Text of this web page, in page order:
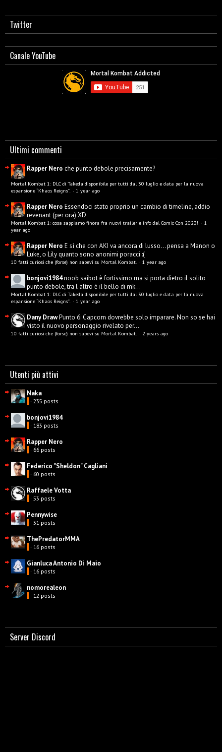
Twitter
Canale YouTube
Ultimi commenti
Rapper Nero che punto debole precisamente?
Mortal Kombat 1: DLC di Takeda disponibile per tutti dal 30 luglio e data per la nuova
espansione “Khaos Reigns”. · 1 year ago
Rapper Nero Essendoci stato proprio un cambio di timeline, addio
revenant (per ora) XD
Mortal Kombat 1: cosa sappiamo finora fra nuovi trailer e info dal Comic Con 2023! · 1
year ago
Rapper Nero E sì che con AKI va ancora di lusso... pensa a Manon o
Luke, o Lily quanto sono anonimi poracci :(
10 fatti curiosi che (forse) non sapevi su Mortal Kombat. · 1 year ago
bonjovi1984noob saibot è fortissimo ma si porta dietro il solito
punto debole, tra l altro è il bello di mk...
Mortal Kombat 1: DLC di Takeda disponibile per tutti dal 30 luglio e data per la nuova
espansione “Khaos Reigns”. · 1 year ago
Dany DrawPunto 6: Capcom dovrebbe solo imparare. Non so se hai
visto il nuovo personaggio rivelato per...
10 fatti curiosi che (forse) non sapevi su Mortal Kombat. · 2 years ago
Utenti più attivi
Naka
· 235 posts
bonjovi1984
· 183 posts
Rapper Nero
· 66 posts
Federico "Sheldon" Cagliani
· 60 posts
Raffaele Votta
· 53 posts
Pennywise
· 31 posts
ThePredatorMMA
· 16 posts
Gianluca Antonio Di Maio
· 16 posts
nomorealeon
· 12 posts
Server Discord